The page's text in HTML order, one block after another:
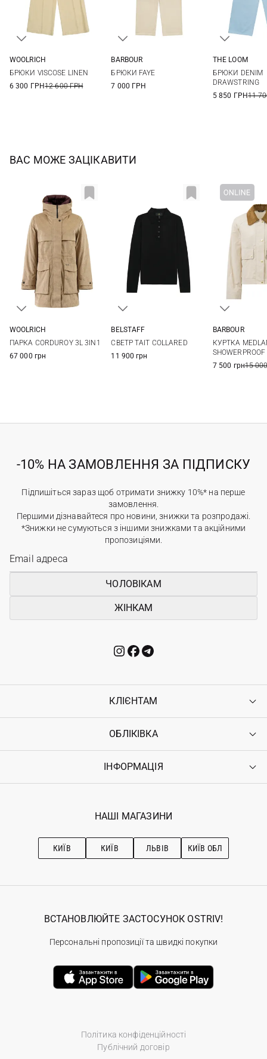
WOOLRICH
БРЮКИ VISCOSE LINEN
6 300 ГРН12 600 ГРН
BARBOUR
БРЮКИ FAYE
7 000 ГРН
THE LOOM
БРЮКИ DENIM
DRAWSTRING
5 850 ГРН11
ВАС МОЖЕ ЗАЦІКАВИТИ
WOOLRICH
ПАРКА CORDUROY 3L 3IN1
67 000 грн
BELSTAFF
СВЕТР TAIT COLLARED
11 900 грн
16
BARBOUR
КУРТКА
SHOWERPROOF
7 500 грн15
-10% НА ЗАМОВЛЕННЯ ЗА ПІДПИСКУ
Підпишіться зараз щоб отримати знижку 10%* на перше
замовлення.
Першими дізнавайтеся про новини, знижки та розпродажі.
*Знижки не сумуються з іншими знижками та акційними
пропозиціями.
ЧОЛОВІКАМ
ЖІНКАМ
КЛІЄНТАМ
Контакти
Повернення
Гарантія
ОБЛІКІВКА
Увійти
Ostriv Club+
ІНФОРМАЦІЯ
Наші магазини
Рекомендації з догляду
НАШІ МАГАЗИНИ
КИЇВ КИЇВ ЛЬВІВ КИЇВ ОБЛ
Політика конфіденційності
Публічний договір
ВСТАНОВЛЮЙТЕ ЗАСТОСУНОК OSTRIV!
Персональні пропозиції та швидкі покупки